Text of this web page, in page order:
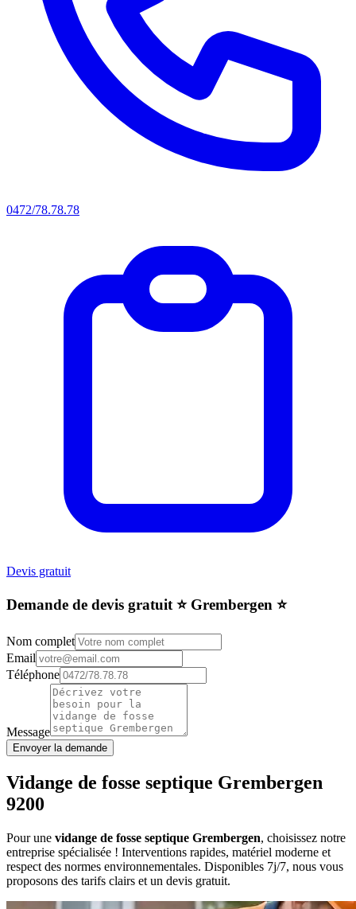
0472/78.78.78
Devis gratuit
Demande de devis gratuit ⭐️ Grembergen ⭐️
Nom complet
Email
Téléphone
Message
Envoyer la demande
Vidange de fosse septique Grembergen
9200
Pour une vidange de fosse septique Grembergen, choisissez notre
entreprise spécialisée ! Interventions rapides, matériel moderne et
respect des normes environnementales. Disponibles 7j/7, nous vous
proposons des tarifs clairs et un devis gratuit.